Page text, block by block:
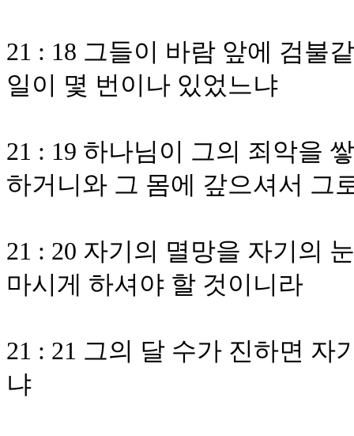
21 : 18 그들이 바람 앞에 검불
일이 몇 번이나 있었느냐
21 : 19 하나님이 그의 죄악을
하거니와 그 몸에 갚으셔서 그
21 : 20 자기의 멸망을 자기의
마시게 하셔야 할 것이니라
21 : 21 그의 달 수가 진하면 자
냐